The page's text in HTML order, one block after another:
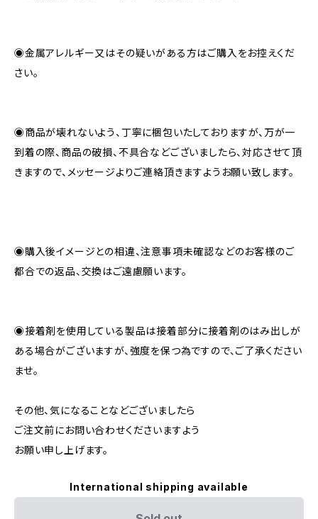
◉金属アレルギー又はその疑いがある方はご購入をお控えくだ
さい。
◉商品が壊れないよう、丁寧に梱包いたしておりますが、万が一
到着の際、商品の破損、不具合などございましたら、対応させて頂
きますので、メッセージよりご連絡頂きますようお願い致します。
◉購入後イメージとの相違、注意事項未確認などのお客様のご
都合での返品、交換はご遠慮願います。
◉接着剤を使用している製品は接着部分に接着剤のはみ出しが
ある場合がございますが、強度を保つ為ですので、ご了承ください
ませ。
その他、気になることなどございましたら
ご注文前にお問い合わせくださいますよう
お願い申し上げます。
International shipping available